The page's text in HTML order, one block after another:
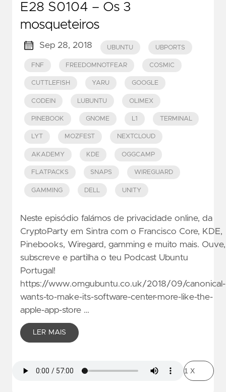
E28 S0104 – Os 3
mosqueteiros
Sep 28, 2018 UBUNTU UBPORTS
FNF FREEDOMNOTFEAR COSMIC
CUTTLEFISH YARU GOOGLE
CODEIN LUBUNTU OLIMEX
PINEBOOK GNOME L1 TERMINAL
LYT MOZFEST NEXTCLOUD
AKADEMY KDE OGGCAMP
FLATPACKS SNAPS WIREGUARD
GAMMING DELL UNITY
Neste episódio falámos de privacidade online, da
CryptoParty em Sintra com o Francisco Core, KDE,
Pinebooks, Wiregard, gamming e muito mais. Ouve,
subscreve e partilha o teu Podcast Ubuntu
Portugal!
https://www.omgubuntu.co.uk/2018/09/canonical-
wants-to-make-its-software-center-more-like-the-
apple-app-store …
LER MAIS